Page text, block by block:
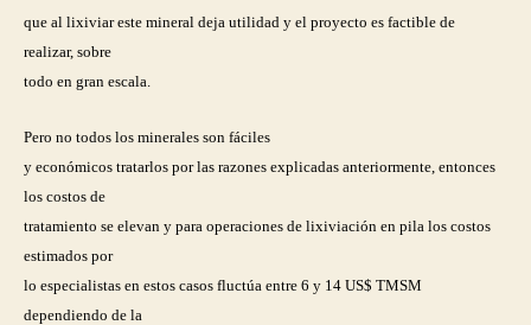
que al lixiviar este mineral deja utilidad y el proyecto es factible de
realizar, sobre
todo en gran escala.
Pero no todos los minerales son fáciles
y económicos tratarlos por las razones explicadas anteriormente, entonces
los costos de
tratamiento se elevan y para operaciones de lixiviación en pila los costos
estimados por
lo especialistas en estos casos fluctúa entre 6 y 14 US$ TMSM
dependiendo de la